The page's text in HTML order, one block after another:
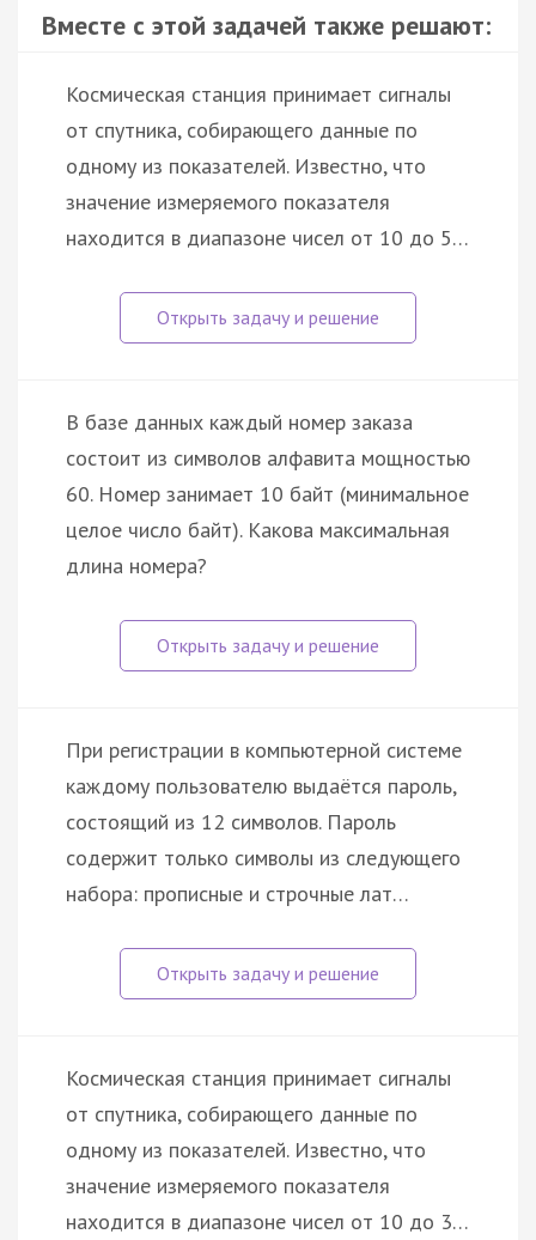
Вместе с этой задачей также решают:
Космическая станция принимает сигналы
от спутника, собирающего данные по
одному из показателей. Известно, что
значение измеряемого показателя
находится в диапазоне чисел от 10 до 5…
В базе данных каждый номер заказа
состоит из символов алфавита мощностью
60. Номер занимает 10 байт (минимальное
целое число байт). Какова максимальная
длина номера?
При регистрации в компьютерной системе
каждому пользователю выдаётся пароль,
состоящий из 12 символов. Пароль
содержит только символы из следующего
набора: прописные и строчные лат…
Космическая станция принимает сигналы
от спутника, собирающего данные по
одному из показателей. Известно, что
значение измеряемого показателя
находится в диапазоне чисел от 10 до 3…